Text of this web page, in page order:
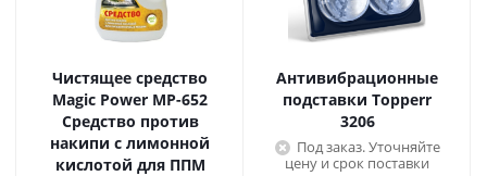
Чистящее средство
Magic Power МР-652
Средство против
накипи с лимонной
кислотой для ППМ
Антивибрационные
подставки Topperr
3206
Под заказ. Уточняйте
цену и срок поставки